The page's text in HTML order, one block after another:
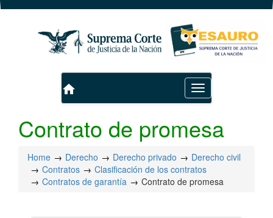
Toggle
navigation
home
Contrato de promesa
Home Derecho Derecho privado
Derecho civil
Contratos
Clasificación de los contratos
Contratos de garantía
Contrato de promesa